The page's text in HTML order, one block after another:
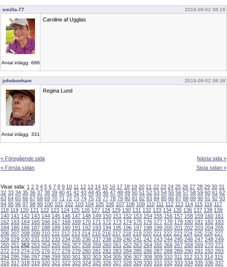
smilla-77 2016-09-02 08:16
Antal inlägg: 686
Caroline af Ugglas
johnbonham 2016-09-02 08:38
Antal inlägg: 331
Regina Lund
« Föregående sida
« Första sidan
Nästa sida »
Sista sidan »
Visar sida: 1 2 3 4 5 6 7 8 9 10 11 12 13 14 15 16 17 18 19 20 21 22 23 24 25 26 27 28 29 30 31
32 33 34 35 36 37 38 39 40 41 42 43 44 45 46 47 48 49 50 51 52 53 54 55 56 57 58 59 60 61 62
63 64 65 66 67 68 69 70 71 72 73 74 75 76 77 78 79 80 81 82 83 84 85 86 87 88 89 90 91 92 93
94 95 96 97 98 99 100 101 102 103 104 105 106 107 108 109 110 111 112 113 114 115 116 117
118 119 120 121 122 123 124 125 126 127 128 129 130 131 132 133 134 135 136 137 138 139
140 141 142 143 144 145 146 147 148 149 150 151 152 153 154 155 156 157 158 159 160 161
162 163 164 165 166 167 168 169 170 171 172 173 174 175 176 177 178 179 180 181 182 183
184 185 186 187 188 189 190 191 192 193 194 195 196 197 198 199 200 201 202 203 204 205
206 207 208 209 210 211 212 213 214 215 216 217 218 219 220 221 222 223 224 225 226 227
228 229 230 231 232 233 234 235 236 237 238 239 240 241 242 243 244 245 246 247 248 249
250 251 252 253 254 255 256 257 258 259 260 261 262 263 264 265 266 267 268 269 270 271
272 273 274 275 276 277 278 279 280 281 282 283 284 285 286 287 288 289 290 291 292 293
294 295 296 297 298 299 300 301 302 303 304 305 306 307 308 309 310 311 312 313 314 315
316 317 318 319 320 321 322 323 324 325 326 327 328 329 330 331 332 333 334 335 336 337